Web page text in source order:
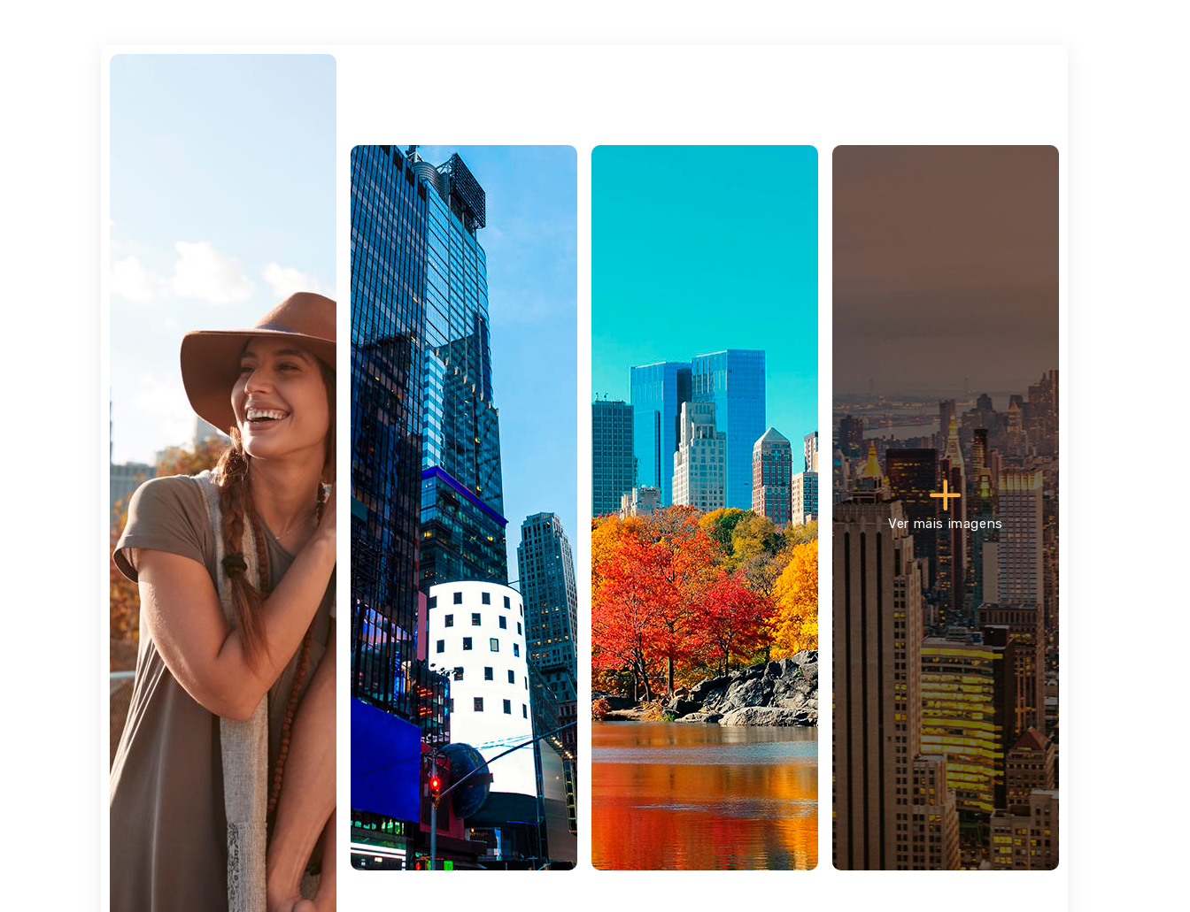
Informações sobre Estados Unidos da América
A não perder
Miami:
O berço do Novo Mundo, um mundo de grandes espaços e grandes esperanças e oportunidades formado pelos Estados Unidos e Canadá, que hoje abre as suas
portas para receber turistas de todo o mundo e dá-lhes a descobrir o seu esplendor, feito de contraste de paisagens, multiculturalismo.
Nova Iorque:
Não pode deixar de conhecer a cidade de Nova Iorque e tudo o que tem para oferecer. A cidade é constituída por cinco distritos - The Bronx, Brooklyn,
Manhattan, Queens e Staten Island - com características únicas.
Orlando:
Orlando é uma cidade localizada no centro da Flórida e é capaz de inspirar muitas histórias incríveis, atendendo ao número de parques de diversões que
conseguimos encontrar.
Sobre a região
Séculos após a chegada dos primeiros exploradores ao Novo Mundo, os Estados Unidos continuam a despertar no viajante o mesmo
fascínio: a sensação de que tudo é possível, de que cada cidade encerra um universo próprio e de que a grandiosidade da paisagem
se conjuga com histórias que moldaram o mundo moderno. Megacidades vibrantes, parques naturais de beleza imensurável, ícones
cinematográficos que parecem familiares mesmo antes de os vermos, gastronomias multiculturais e um ritmo de vida que nos envolve -
tudo isto transforma qualquer viagem pelos EUA numa experiência inesquecível.
Ver mais imagens